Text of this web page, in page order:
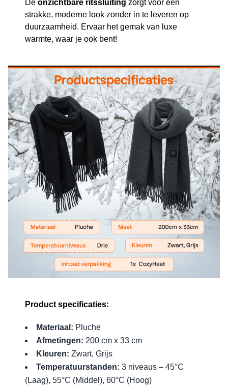
Deonzichtbare ritssluiting zorgt voor een
strakke, moderne look zonder in te leveren op
duurzaamheid. Ervaar het gemak van luxe
warmte, waar je ook bent!
Product specificaties:
Materiaal: Pluche
Afmetingen: 200 cm x 33 cm
Kleuren: Zwart, Grijs
Temperatuurstanden: 3 niveaus – 45°C
(Laag), 55°C (Middel), 60°C (Hoog)